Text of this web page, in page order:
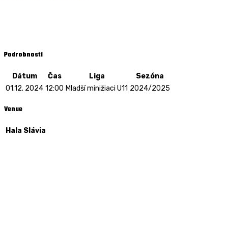
Podrobnosti
Dátum Čas Liga
Sezóna
01.12. 2024 12:00 Mladší minižiaci U11 2024/2025
Venue
Hala Slávia